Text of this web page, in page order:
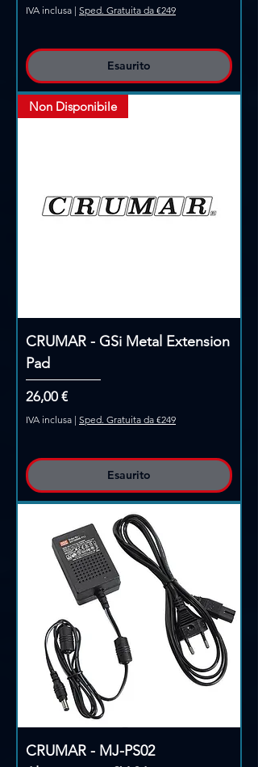
IVA inclusa | Sped. Gratuita da €249
Esaurito
Non Disponibile
CRUMAR - GSi Metal Extension
Pad
Prezzo
26,00 €
IVA inclusa | Sped. Gratuita da €249
Esaurito
CRUMAR - MJ-PS02